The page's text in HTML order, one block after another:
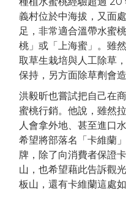
義村位於中海拔，又面
足，非常適合溫帶水蜜
桃」或「上海蜜」。雖
取草生栽培與人工除草
保持，另方面除草劑會
洪毅昕也嘗試把自己在
蜜桃行銷。他說，雖然
人會拿外地、甚至進口
希望將部落名「卡維蘭
牌，除了向消費者保證
山，也希望藉此告訴觀
板山，還有卡維蘭這處